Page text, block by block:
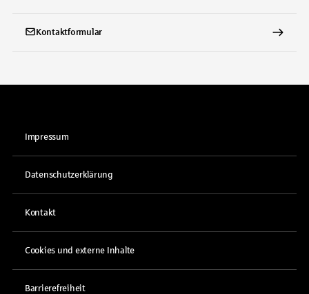
Kontaktformular
Impressum
Datenschutzerklärung
Kontakt
Cookies und externe Inhalte
Barrierefreiheit